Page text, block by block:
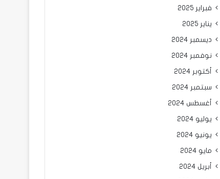
فبراير 2025
يناير 2025
ديسمبر 2024
نوفمبر 2024
أكتوبر 2024
سبتمبر 2024
أغسطس 2024
يوليو 2024
يونيو 2024
مايو 2024
أبريل 2024